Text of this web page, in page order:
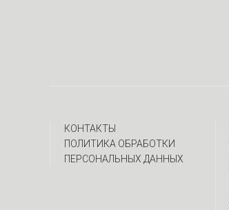
КОНТАКТЫ
ПОЛИТИКА ОБРАБОТКИ
ПЕРСОНАЛЬНЫХ ДАННЫХ